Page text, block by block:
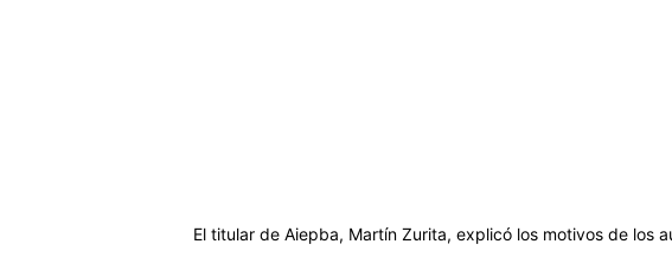
El titular de Aiepba, Martín Zurita, explicó los motivos de los